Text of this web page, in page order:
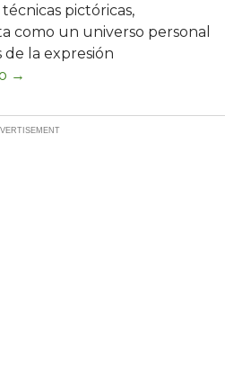
pictóricas,
como un universo personal
de la expresión